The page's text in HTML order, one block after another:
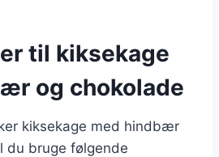
til kiksekage
og chokolade
kiksekage med hindbær
du bruge følgende